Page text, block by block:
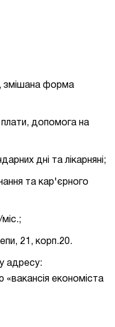
змішана форма
плати, допомога на
дні та лікарняні;
та кар'єрного
21, корп.20.
адресу:
«вакансія економіста